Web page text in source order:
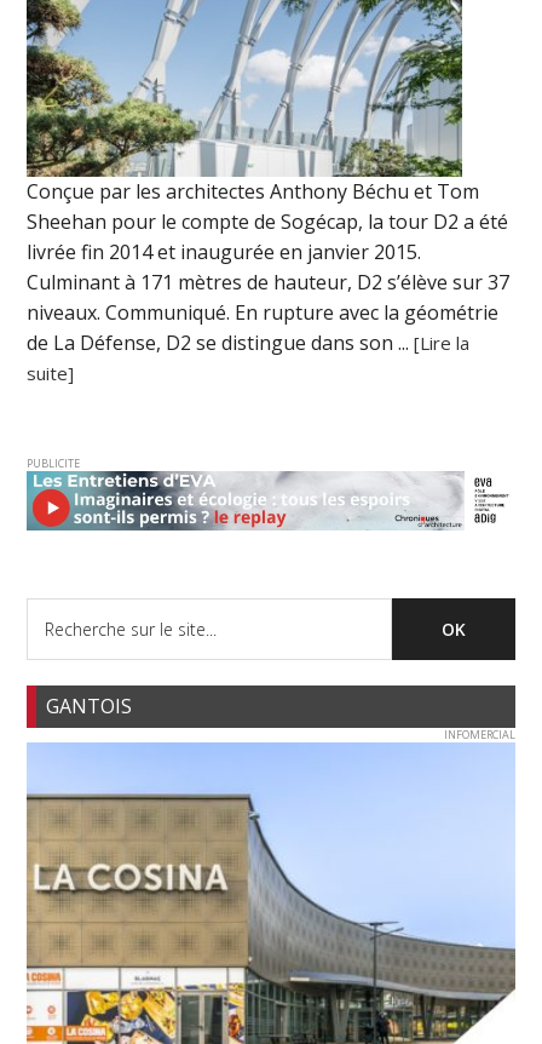
Conçue par les architectes Anthony Béchu et Tom
Sheehan pour le compte de Sogécap, la tour D2 a été
livrée fin 2014 et inaugurée en janvier 2015.
Culminant à 171 mètres de hauteur, D2 s’élève sur 37
niveaux. Communiqué. En rupture avec la géométrie
de La Défense, D2 se distingue dans son ...[Lire la
suite]
PUBLICITE
GANTOIS
INFOMERCIAL